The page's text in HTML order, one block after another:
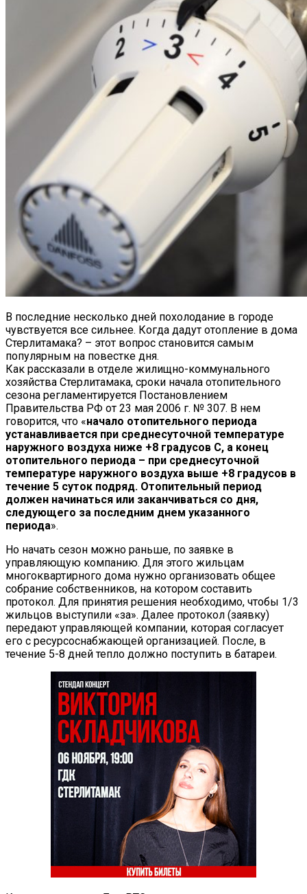
В последние несколько дней похолодание в городе
чувствуется все сильнее. Когда дадут отопление в дома
Стерлитамака? – этот вопрос становится самым
популярным на повестке дня.
Как рассказали в отделе жилищно-коммунального
хозяйства Стерлитамака, сроки начала отопительного
сезона регламентируется Постановлением
Правительства РФ от 23 мая 2006 г. № 307. В нем
говорится, что «начало отопительного периода
устанавливается при среднесуточной температуре
наружного воздуха ниже +8 градусов C, а конец
отопительного периода – при среднесуточной
температуре наружного воздуха выше +8 градусов в
течение 5 суток подряд. Отопительный период
должен начинаться или заканчиваться со дня,
следующего за последним днем указанного
периода».
Но начать сезон можно раньше, по заявке в
управляющую компанию. Для этого жильцам
многоквартирного дома нужно организовать общее
собрание собственников, на котором составить
протокол. Для принятия решения необходимо, чтобы 1/3
жильцов выступили «за». Далее протокол (заявку)
передают управляющей компании, которая согласует
его с ресурсоснабжающей организацией. После, в
течение 5-8 дней тепло должно поступить в батареи.